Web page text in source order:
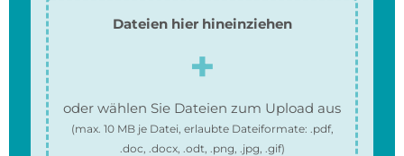
Dateien hier hineinziehen
oder wählen Sie Dateien zum Upload aus
(max. 10 MBje Datei, erlaubte Dateiformate: .pdf,
.doc, .docx, .odt, .png, .jpg, .gif)